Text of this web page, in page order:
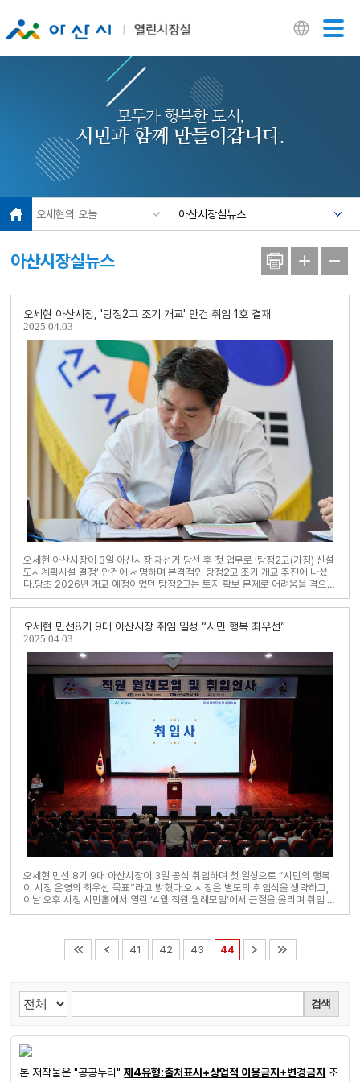
닫기
모두가 행복한 도시,
시민과 함께 만들어갑니다.
오세현의 오늘 아산시장실뉴스
아산시장실뉴스
오세현 아산시장, '탕정2고 조기 개교' 안건 취임 1호 결재
202504.03
오세현 아산시장이 3일 아산시장 재선거 당선 후 첫 업무로 ‘탕정2고(가칭) 신설
도시계획시설 결정’ 안건에 서명하며 본격적인 탕정2고 조기 개교 추진에 나섰
다.당초 2026년 개교 예정이었던 탕정2고는 토지 확보 문제로 어려움을 겪으며
2028년으로 개교가 지연된 상..
오세현 민선8기 9대 아산시장 취임 일성 “시민 행복 최우선”
202504.03
오세현 민선 8기 9대 아산시장이 3일 공식 취임하며 첫 일성으로 “시민의 행복
이 시정 운영의 최우선 목표”라고 밝혔다.오 시장은 별도의 취임식을 생략하고,
이날 오후 시청 시민홀에서 열린 ‘4월 직원 월례모임’에서 큰절을 올리며 취임 인
사에 나섰다. 즉시 업무에 돌입..
41 42 43 44
검색
본 저작물은 "공공누리"제4유형:출처표시+상업적 이용금지+변경금지 조